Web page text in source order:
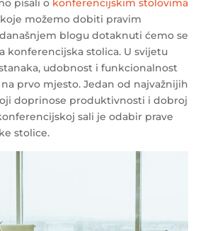
pisali o konferencijskim stolovima
možemo dobiti pravim
blogu dotaknuti ćemo se
konferencijska stolica. U svijetu
udobnost i funkcionalnost
prvo mjesto. Jedan od najvažnijih
doprinose produktivnosti i dobroj
sali je odabir prave
stolice.